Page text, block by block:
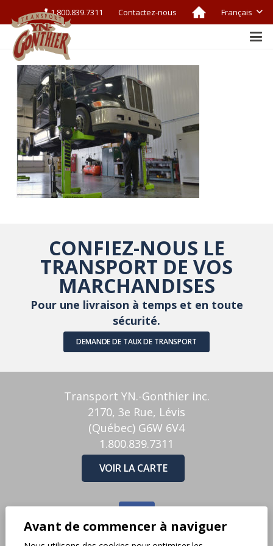
1.800.839.7311 Contactez-nous Français
CONFIEZ-NOUS LE
TRANSPORT DE VOS
MARCHANDISES
Pour une livraison à temps et en toute
sécurité.
DEMANDE DE TAUX DE TRANSPORT
Transport YN.-Gonthier inc.
2170, 3e Rue, Lévis
(Québec) G6W 6V4
1.800.839.7311
VOIR LA CARTE
Avant de commencer à naviguer